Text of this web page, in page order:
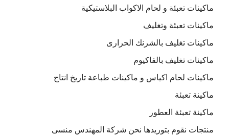
ماكينات تعبئة و لحام الاكواب البلاستيكية
ماكينات تعبئة وتغليف
ماكينات تغليف بالشرنك الحرارى
ماكينات تغليف بالفاكيوم
ماكينات لحام اكياس و ماكينات طباعة تاريخ انتاج
ماكينة تعبئة
ماكينة تعبئة العطور
منتجات نقوم بتوريدها نحن شركة المهندس منسى